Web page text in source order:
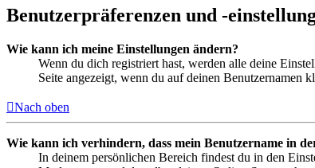
Benutzerpräferenzen und -
Wie kann ich meine Einstellungen ändern?
Wenn du dich registriert hast, werden alle deine
Seite angezeigt, wenn du auf deinen Benutzernamen
Nach oben
Wie kann ich verhindern, dass mein Benutzername in
In deinem persönlichen Bereich findest du in den